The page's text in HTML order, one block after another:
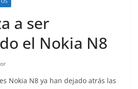
a ser
el Nokia N8
Nokia N8 ya han dejado atrás las